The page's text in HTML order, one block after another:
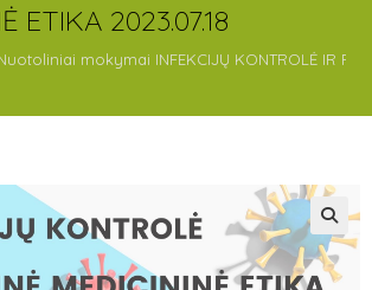
ETIKA 2023.07.18
mokymai INFEKCIJŲ KONTROLĖ IR